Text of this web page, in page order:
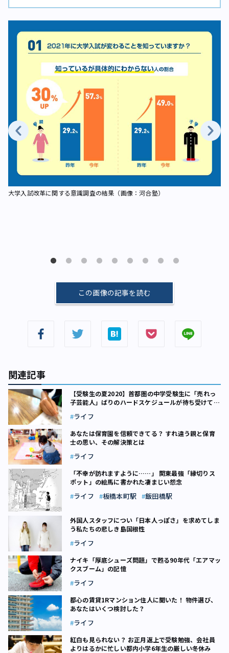
大学入試改革に関する意識調査の結果（画像：河合塾）
この画像の記事を読む
関連記事
【受験生の夏2020】首都圏の中学受験生に「売れっ
子芸能人」ばりのハードスケジュールが待ち受けてい
ライフ
あなたは保育園を信頼できてる？ すれ違う親と保育
士の思い、その解決策とは
ライフ
「不幸が訪れますように……」 関東最強「縁切りス
ポット」の絵馬に書かれた凄まじい怨念
ライフ 板橋本町駅 飯田橋駅
外国人スタッフについ「日本人っぽさ」を求めてしま
う私たちの悲しき島国根性
ライフ
ナイキ「厚底シューズ問題」で甦る90年代「エアマッ
クスブーム」の記憶
ライフ
都心の賃貸1Rマンション住人に聞いた！ 物件選び、
あなたはいくつ検討した？
ライフ
紅白も見られない？ お正月返上で受験勉強、会社員
よりはるかに忙しい都内小学6年生の厳しい冬休み